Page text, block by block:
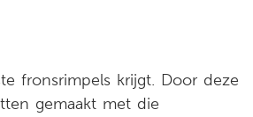
fronsrimpels krijgt. Door deze
gemaakt met die